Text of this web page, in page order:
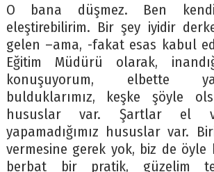
O bana düşmez. Ben
eleştirebilirim. Bir şey iyidir
gelen –ama, -fakat esas kabul
Eğitim Müdürü olarak,
konuşuyorum, elbette
bulduklarımız, keşke şöyle
hususlar var. Şartlar el
yapamadığımız hususlar var.
vermesine gerek yok, biz de
berbat bir pratik, güzelim